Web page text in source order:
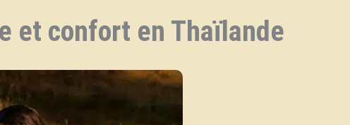
et confort en Thaïlande